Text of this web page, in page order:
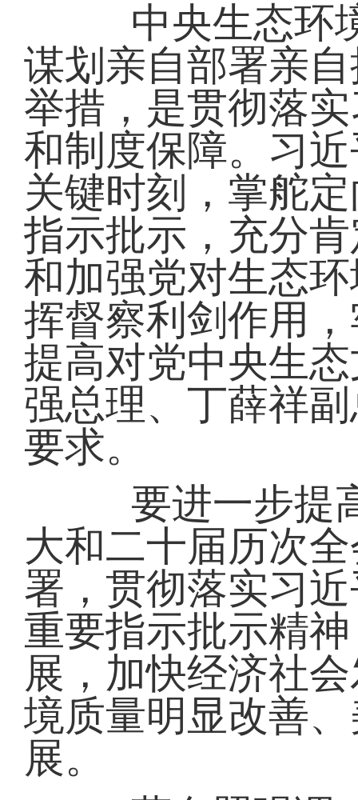
中央生态环境
谋划亲自部署亲
举措，是贯彻落
和制度保障。习
关键时刻，掌舵
指示批示，充分
和加强党对生态
挥督察利剑作用
提高对党中央生
强总理、丁薛祥
要求。
要进一步提高
大和二十届历次
署，贯彻落实习
重要指示批示精
展，加快经济社
境质量明显改善
展。